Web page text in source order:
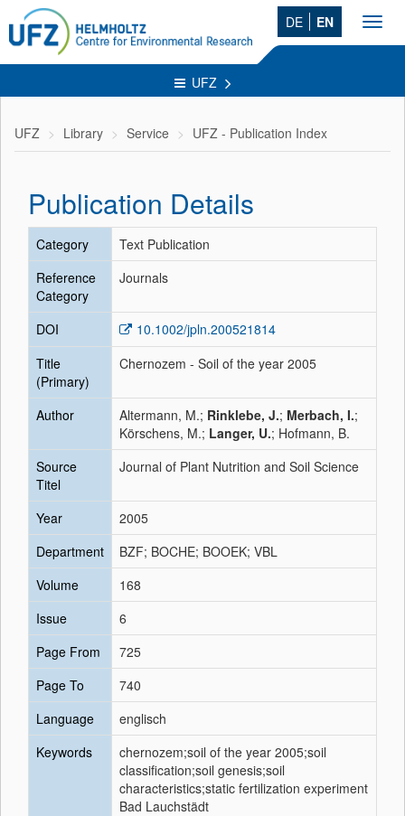
DE EN
UFZ
UFZ Library Service UFZ - Publication Index
Publication Details
Category
Text Publication
Reference
Category
Journals
DOI
10.1002/jpln.200521814
Title
(Primary)
Chernozem - Soil of the year 2005
Author Altermann, M.; Rinklebe, J.; Merbach, I.;
Körschens, M.; Langer, U.; Hofmann, B.
Source
Titel
Journal of Plant Nutrition and Soil Science
Year
2005
Department
BZF; BOCHE; BOOEK; VBL
Volume
168
Issue
6
Page From
725
Page To
740
Language
englisch
Keywords
chernozem;soil of the year 2005;soil
classification;soil genesis;soil
characteristics;static fertilization experiment
Bad Lauchstädt